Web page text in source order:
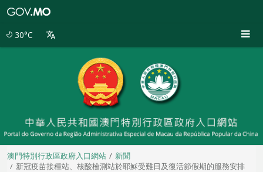
30°C
澳門特別行政區政府入口網站
新聞
新冠疫苗接種站、核酸檢測站於耶穌受難日及復活節假期的服務安排